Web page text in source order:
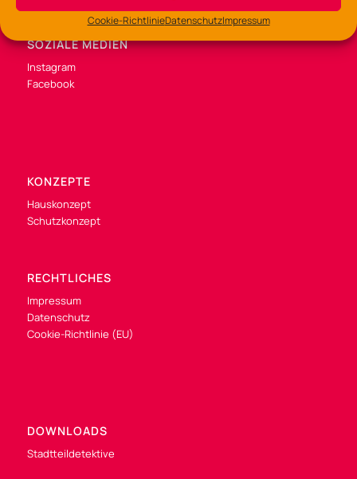
Cookie-RichtlinieDatenschutzImpressum
SOZIALE MEDIEN
Instagram
Facebook
KONZEPTE
Hauskonzept
Schutzkonzept
RECHTLICHES
Impressum
Datenschutz
Cookie-Richtlinie (EU)
DOWNLOADS
Stadtteildetektive